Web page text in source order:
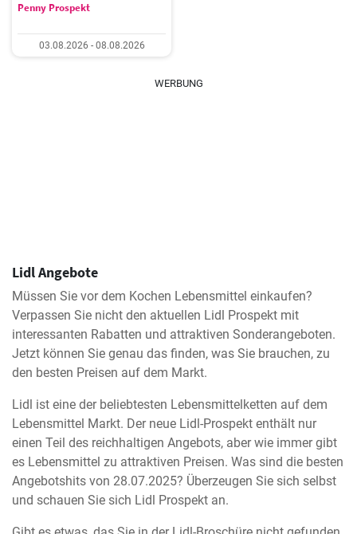
Penny Prospekt
03.08.2026 - 08.08.2026
WERBUNG
Lidl Angebote
Müssen Sie vor dem Kochen Lebensmittel einkaufen?
Verpassen Sie nicht den aktuellen Lidl Prospekt mit
interessanten Rabatten und attraktiven Sonderangeboten.
Jetzt können Sie genau das finden, was Sie brauchen, zu
den besten Preisen auf dem Markt.
Lidl ist eine der beliebtesten Lebensmittelketten auf dem
Lebensmittel Markt. Der neue Lidl-Prospekt enthält nur
einen Teil des reichhaltigen Angebots, aber wie immer gibt
es Lebensmittel zu attraktiven Preisen. Was sind die besten
Angebotshits von 28.07.2025? Überzeugen Sie sich selbst
und schauen Sie sich Lidl Prospekt an.